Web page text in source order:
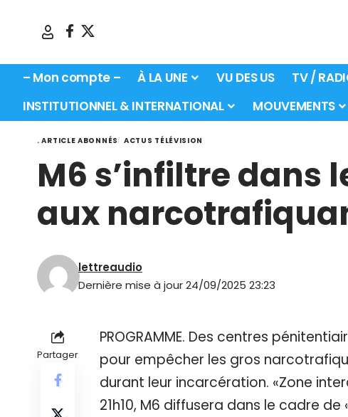
– Mon compte – À LA UNE VU DES US TV /
INSTITUTIONNEL & INTERNATIONAL
MOUVEMENTS
. ARTICLE ABONNÉS ACTUS TÉLÉVISION
M6 s’infiltre dans
aux
Dernière mise à jour 24/09/2025 23:23
lettreaudio
Partager
PROGRAMME. Des centres
pour empêcher les gros
durant leur incarcération. «Zone
21h10, M6 diffusera dans le cadre